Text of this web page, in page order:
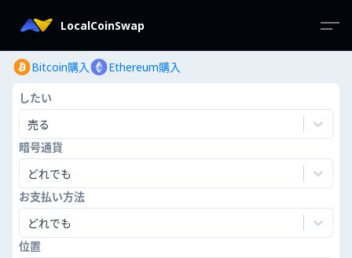
LocalCoinSwap
Bitcoin購入 Ethereum購入
したい
売る
暗号通貨
どれでも
お支払い方法
どれでも
位置